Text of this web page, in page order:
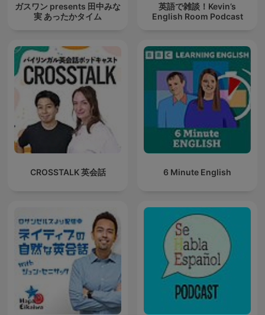
ガスワン presents 田中みな
実 あったかタイム
英語で雑談！Kevin’s
English Room Podcast
CROSSTALK 英会話 6 Minute English